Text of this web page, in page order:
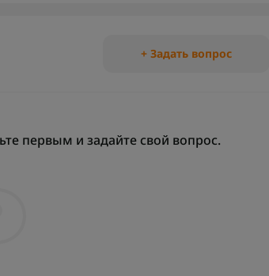
+ Задать вопрос
первым и задайте свой вопрос.